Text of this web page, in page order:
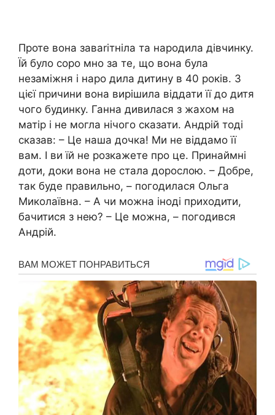
Проте вона заваrітніла та народила дівчинку.
Їй було соро мно за те, що вона була
незаміжня і наро дила дитину в 40 років. З
цієї причини вона вирішила віддати її до дитя
чого будинку. Ганна дивилася з жахом на
матір і не могла нічого сказати. Андрій тоді
сказав: – Це наша дочка! Ми не віддамо її
вам. І ви їй не розкажете про це. Принаймні
доти, доки вона не стала дорослою. – Добре,
так буде правильно, – погодилася Ольга
Миколаївна. – А чи можна іноді приходити,
бачитися з нею? – Це можна, – погодився
Андрій.